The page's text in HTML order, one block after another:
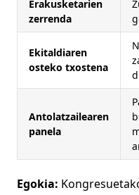
Erakusketarien
zerrenda
Ekitaldiaren
osteko txostena
Antolatzailearen
panela
Egokia: